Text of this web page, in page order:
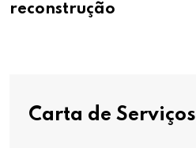
reconstrução
Carta de Serviços